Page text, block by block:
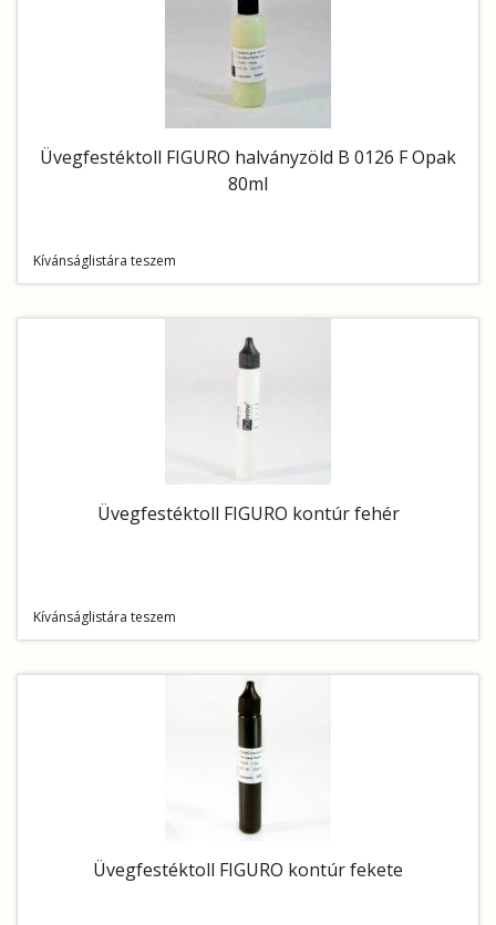
Üvegfestéktoll FIGURO halványzöld B 0126 F Opak
80ml
Kívánságlistára teszem
Üvegfestéktoll FIGURO kontúr fehér
Kívánságlistára teszem
Üvegfestéktoll FIGURO kontúr fekete